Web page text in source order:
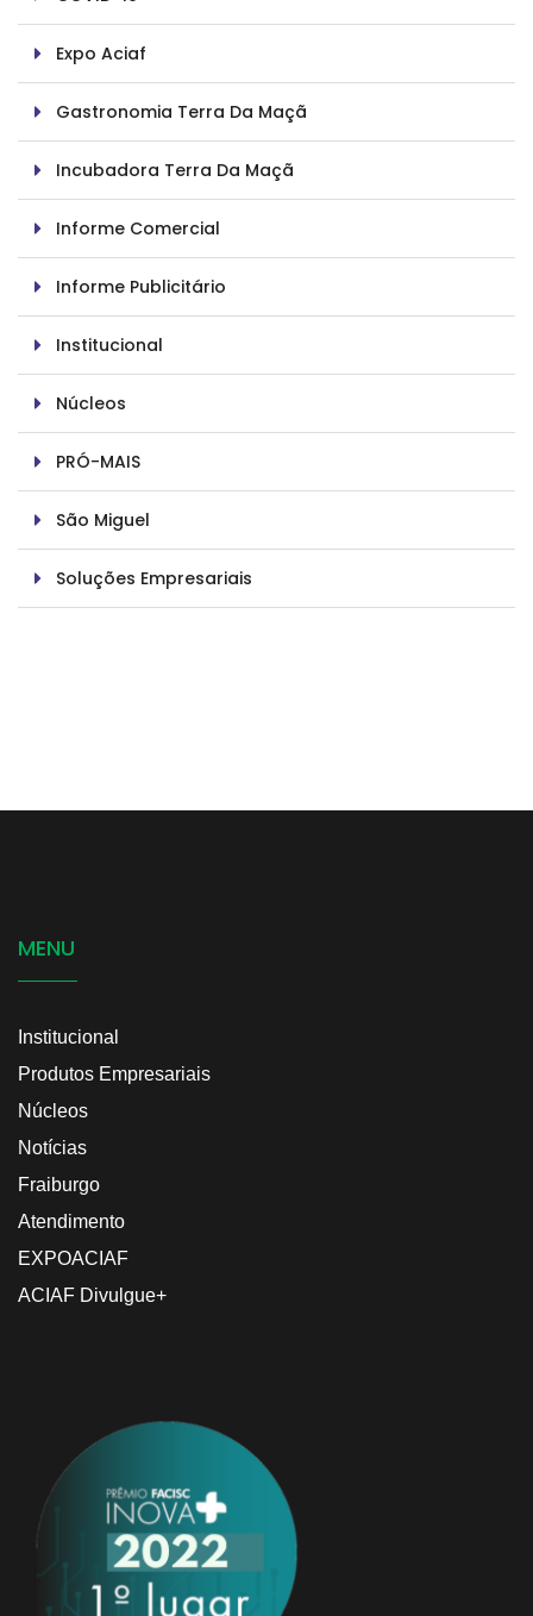
Expo Aciaf
Gastronomia Terra Da Maçã
Incubadora Terra Da Maçã
Informe Comercial
Informe Publicitário
Institucional
Núcleos
PRÓ-MAIS
São Miguel
Soluções Empresariais
MENU
Institucional
Produtos Empresariais
Núcleos
Notícias
Fraiburgo
Atendimento
EXPOACIAF
ACIAF Divulgue+